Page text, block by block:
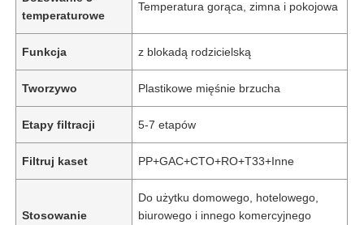
temperaturowe
Temperatura gorąca, zimna i pokojowa
Funkcja z blokadą rodzicielską
Tworzywo Plastikowe mięśnie brzucha
Etapy filtracji 5-7 etapów
Filtruj kaset PP+GAC+CTO+RO+T33+Inne
Stosowanie
Do użytku domowego, hotelowego,
biurowego i innego komercyjnego